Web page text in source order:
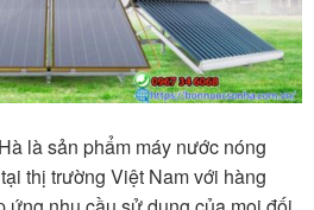
là sản phẩm máy nước nóng
thị trường Việt Nam với hàng